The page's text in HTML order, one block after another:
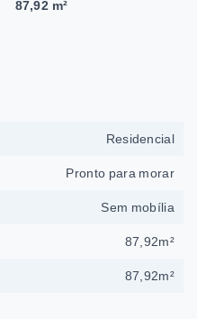
87,92 m²
Residencial
Pronto para morar
Sem mobília
87,92m²
87,92m²